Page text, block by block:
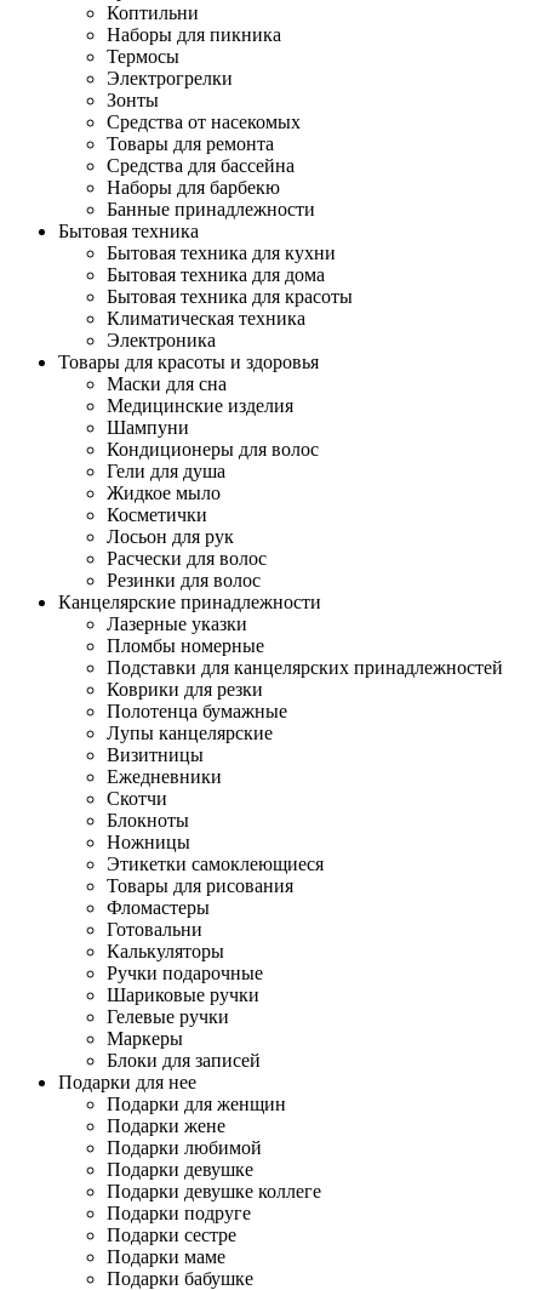
Коптильни
Наборы для пикника
Термосы
Электрогрелки
Зонты
Средства от насекомых
Товары для ремонта
Средства для бассейна
Наборы для барбекю
Банные принадлежности
Бытовая техника
Бытовая техника для кухни
Бытовая техника для дома
Бытовая техника для красоты
Климатическая техника
Электроника
Товары для красоты и здоровья
Маски для сна
Медицинские изделия
Шампуни
Кондиционеры для волос
Гели для душа
Жидкое мыло
Косметички
Лосьон для рук
Расчески для волос
Резинки для волос
Канцелярские принадлежности
Лазерные указки
Пломбы номерные
Подставки для канцелярских принадлежностей
Коврики для резки
Полотенца бумажные
Лупы канцелярские
Визитницы
Ежедневники
Скотчи
Блокноты
Ножницы
Этикетки самоклеющиеся
Товары для рисования
Фломастеры
Готовальни
Калькуляторы
Ручки подарочные
Шариковые ручки
Гелевые ручки
Маркеры
Блоки для записей
Подарки для нее
Подарки для женщин
Подарки жене
Подарки любимой
Подарки девушке
Подарки девушке коллеге
Подарки подруге
Подарки сестре
Подарки маме
Подарки бабушке